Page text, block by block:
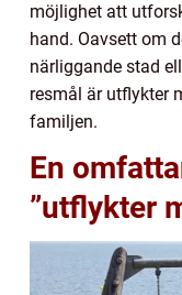
möjlighet att
hand. Oavsett om
närliggande stad
resmål är utflykter
familjen.
En
”utflykter